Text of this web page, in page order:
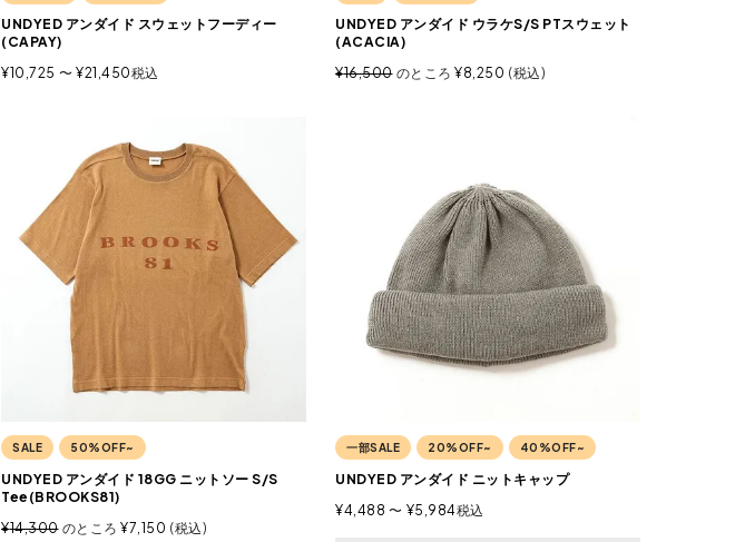
UNDYED アンダイド スウェットフーディー
(CAPAY)
¥10,725 〜 ¥21,450税込
UNDYED アンダイド ウラケS/S PTスウェット
(ACACIA)
¥16,500 のところ ¥8,250 税込
SALE 50%OFF~
UNDYED アンダイド 18GG ニットソー S/S
Tee(BROOKS81)
¥14,300 のところ ¥7,150 税込
一部SALE 20%OFF~ 40%OFF~
UNDYED アンダイド ニットキャップ
¥4,488 〜 ¥5,984税込